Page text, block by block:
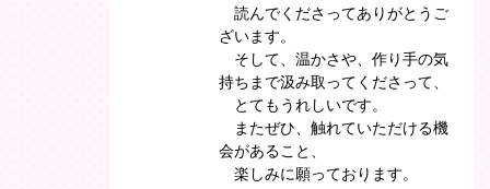
読んでくださってありがとうご
ざいます。
そして、温かさや、作り手の気
持ちまで汲み取ってくださって、
とてもうれしいです。
またぜひ、触れていただける機
会があること、
楽しみに願っております。